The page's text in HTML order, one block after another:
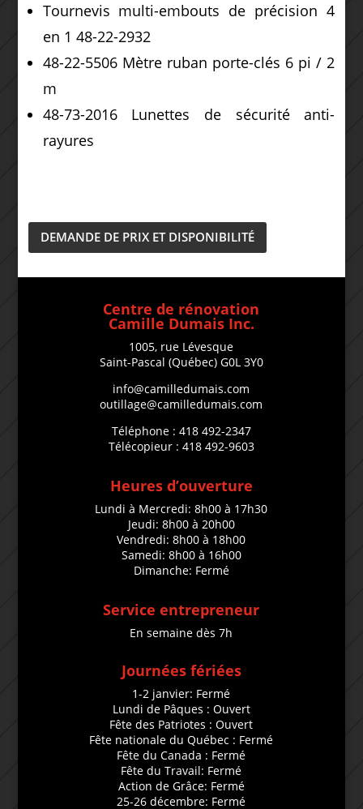
Tournevis multi-embouts de précision 4
en 1 48-22-2932
48-22-5506 Mètre ruban porte-clés 6 pi / 2
m
48-73-2016 Lunettes de sécurité anti-
rayures
DEMANDE DE PRIX ET DISPONIBILITÉ
Centre de rénovation
Camille Dumais Inc.
1005, rue Lévesque
Saint-Pascal (Québec) G0L 3Y0
info@camilledumais.com
outillage@camilledumais.com
Téléphone : 418 492-2347
Télécopieur : 418 492-9603
Heures d’ouverture
Lundi à Mercredi: 8h00 à 17h30
Jeudi: 8h00 à 20h00
Vendredi: 8h00 à 18h00
Samedi: 8h00 à 16h00
Dimanche: Fermé
Service entrepreneur
En semaine dès 7h
Journées fériées
1-2 janvier: Fermé
Lundi de Pâques : Ouvert
Fête des Patriotes : Ouvert
Fête nationale du Québec : Fermé
Fête du Canada : Fermé
Fête du Travail: Fermé
Action de Grâce: Fermé
25-26 décembre: Fermé